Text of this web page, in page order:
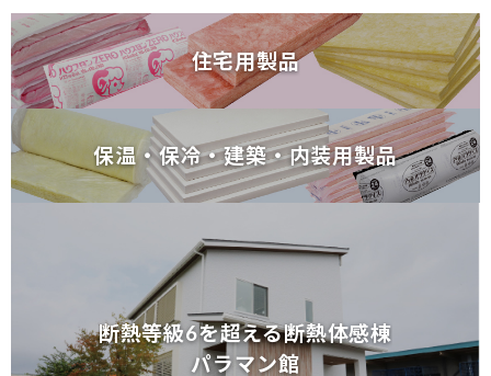
住宅用製品
住宅用製品
保温・保冷・建築・内装用製品
保温・保冷・建築・内装用製品
断熱等級6を超える断熱体感棟
パラマン館